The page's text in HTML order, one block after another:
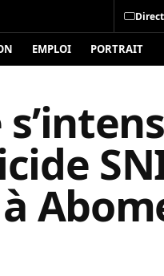
EMPLOI PORTRAIT
à